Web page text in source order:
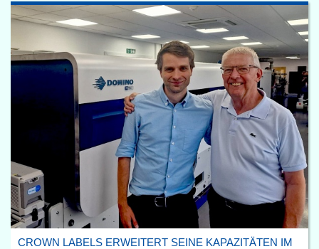
CROWN LABELS ERWEITERT SEINE KAPAZITÄTEN IM